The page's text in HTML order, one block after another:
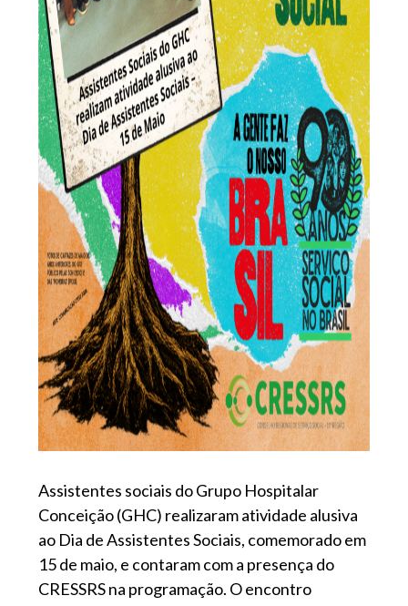
Assistentes sociais do Grupo Hospitalar
Conceição (GHC) realizaram atividade alusiva
ao Dia de Assistentes Sociais, comemorado em
15 de maio, e contaram com a presença do
CRESSRS na programação. O encontro